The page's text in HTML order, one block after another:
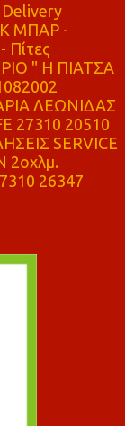
Delivery
ΜΠΑΡ -
Πίτες
" Η ΠΙΑΤΣΑ
ΛΕΩΝΙΔΑΣ
27310 20510
SERVICE
26347